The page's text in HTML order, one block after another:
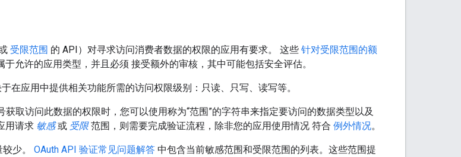
受限范围 的 API）对寻求访问消费者数据的权限的应用有要求。 这些 针对受限范围的额
于允许的应用类型，并且必须 接受额外的审核，其中可能包括安全评估。
在应用中提供相关功能所需的访问权限级别：只读、只写、读写等。
获取访问此数据的权限时，您可以使用称为“范围”的字符串来指定要访问的数据类型以及
用请求 敏感或 受限范围，则需要完成验证流程，除非您的应用使用情况 符合 例外情况。
少。 OAuth API 验证常见问题解答 中包含当前敏感范围和受限范围的列表。这些范围提